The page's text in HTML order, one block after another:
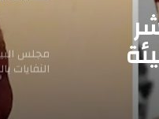
في زيارة
النظافة
يثمن